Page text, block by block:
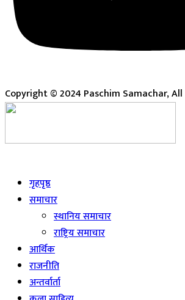
Copyright © 2024 Paschim Samachar,
गृहपृष्ठ
समाचार
स्थानिय समाचार
राष्ट्रिय समाचार
आर्थिक
राजनीति
अन्तर्वार्ता